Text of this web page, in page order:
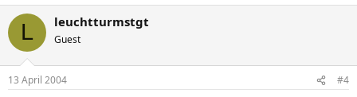
L leuchtturmstgt
Guest
13 April 2004 #4